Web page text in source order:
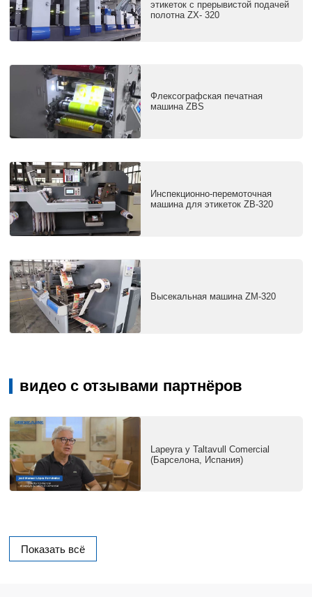
этикеток c прерывистой подачей
полотна ZX- 320
Флексографская печатная
машина ZBS
Инспекционно-перемоточная
машина для этикеток ZB-320
Высекальная машина ZM-320
видео с отзывами партнёров
Lapeyra y Taltavull Comercial
(Барселона, Испания)
Показать всё